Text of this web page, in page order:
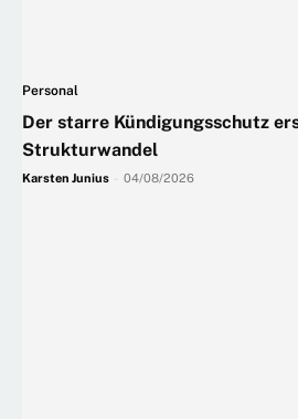
Personal
Der starre Kündigungsschutz
Strukturwandel
Karsten Junius 04/08/2026